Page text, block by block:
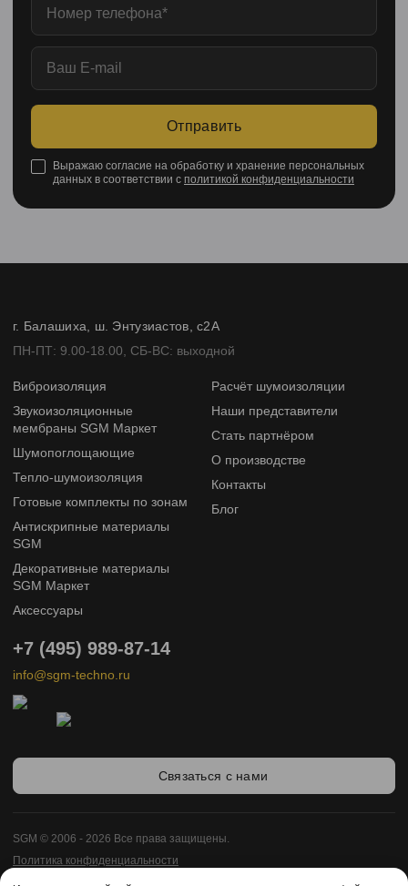
Отправить
Выражаю согласие на обработку и хранение персональных
данных в соответствии с политикой конфиденциальности
г. Балашиха, ш. Энтузиастов, с2А
ПН-ПТ: 9.00-18.00, СБ-ВС: выходной
Виброизоляция
Звукоизоляционные
мембраны SGM Маркет
Шумопоглощающие
Тепло-шумоизоляция
Готовые комплекты по зонам
Антискрипные материалы
SGM
Декоративные материалы
SGM Маркет
Аксессуары
Расчёт шумоизоляции
Наши представители
Стать партнёром
О производстве
Контакты
Блог
+7 (495) 989-87-14
info@sgm-techno.ru
Связаться с нами
SGM © 2006 - 2026 Все права защищены.
Политика конфиденциальности
Карта сайта